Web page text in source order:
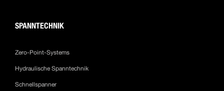
SPANNTECHNIK
Zero-Point-Systems
Hydraulische Spanntechnik
Schnellspanner